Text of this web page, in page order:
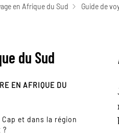
en Afrique du Sud Guide de
du Sud
EN AFRIQUE DU
et dans la région
?